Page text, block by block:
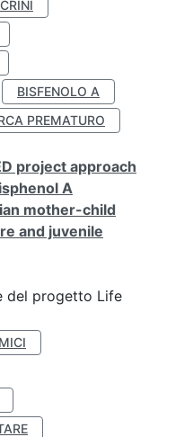
BISFENOLO A
PREMATURO
project approach
A
mother-child
and juvenile
del progetto Life